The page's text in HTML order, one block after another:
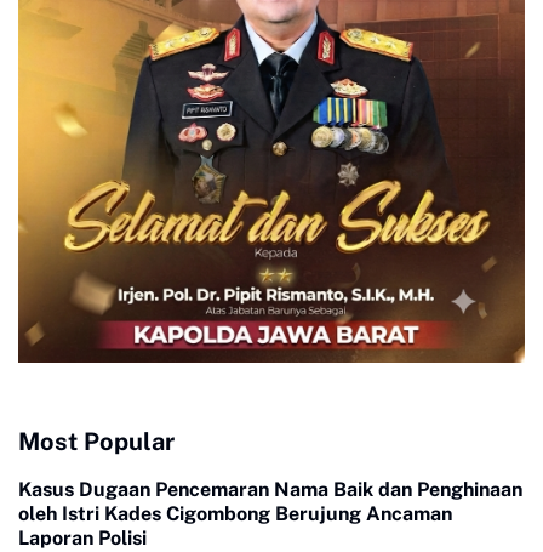
Most Popular
Kasus Dugaan Pencemaran Nama Baik dan Penghinaan
oleh Istri Kades Cigombong Berujung Ancaman
Laporan Polisi